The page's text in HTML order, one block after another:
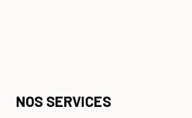
NOS SERVICES